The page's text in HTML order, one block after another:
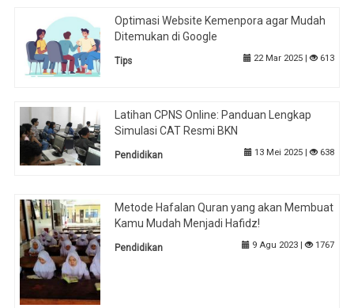
Optimasi Website Kemenpora agar Mudah
Ditemukan di Google
Tips 22 Mar 2025 | 613
Latihan CPNS Online: Panduan Lengkap
Simulasi CAT Resmi BKN
Pendidikan 13 Mei 2025 | 638
Metode Hafalan Quran yang akan Membuat
Kamu Mudah Menjadi Hafidz!
Pendidikan 9 Agu 2023 | 1767